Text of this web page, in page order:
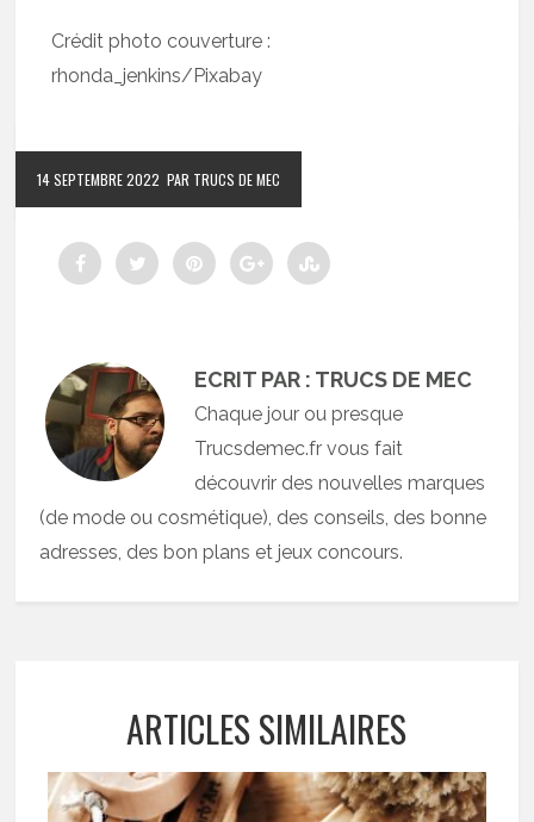
Crédit photo couverture :
rhonda_jenkins/Pixabay
14 SEPTEMBRE 2022 PAR TRUCS DE MEC
ECRIT PAR : TRUCS DE MEC
Chaque jour ou presque
Trucsdemec.fr vous fait
découvrir des nouvelles marques
(de mode ou cosmétique), des conseils, des bonne
adresses, des bon plans et jeux concours.
ARTICLES SIMILAIRES